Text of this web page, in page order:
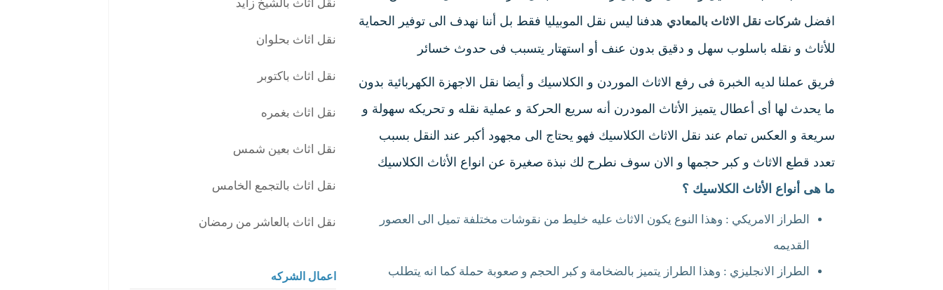
افضلشركات نقل الاثاث بالمعادي هدفنا ليس نقل الموبيليا فقط بل أننا نهدف الى توفير الحماية
للأثاث و نقله باسلوب سهل و دقيق بدون عنف أو استهتار يتسبب فى حدوث خسائر
فريق عملنا لديه الخبرة فى رفع الاثاث الموردن و الكلاسيك و أيضا نقل الاجهزة الكهربائية بدون
ما يحدث لها أى أعطال يتميز الأثاث المودرن أنه سريع الحركة و عملية نقله و تحريكه سهولة و
سريعة و العكس تمام عند نقل الاثاث الكلاسيك فهو يحتاج الى مجهود أكبر عند النقل بسبب
تعدد قطع الاثاث و كبر حجمها و الان سوف نطرح لك نبذة صغيرة عن انواع الأثاث الكلاسيك
ما هى أنواع الأثاث الكلاسيك ؟
الطراز الامريكي : وهذا النوع يكون الاثاث عليه خليط من نقوشات مختلفة تميل الى العصور
القديمه
الطراز الانجليزي : وهذا الطراز يتميز بالضخامة و كبر الحجم و صعوبة حملة كما انه يتطلب
نقل اثاث بالشيخ زايد
نقل اثاث بحلوان
نقل اثاث باكتوبر
نقل اثاث بغمره
نقل اثاث بعين شمس
نقل اثاث بالتجمع الخامس
نقل اثاث بالعاشر من رمضان
اعمال الشركه